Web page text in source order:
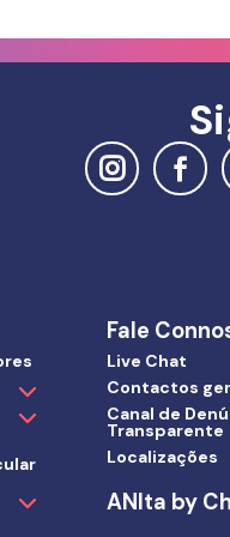
Fale
Live Chat
Contactos
Canal de
Transparente
Localizações
ANIta by